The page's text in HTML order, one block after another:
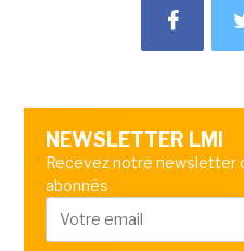
NEWSLETTER LMI
Recevez notre newsletter
abonnés